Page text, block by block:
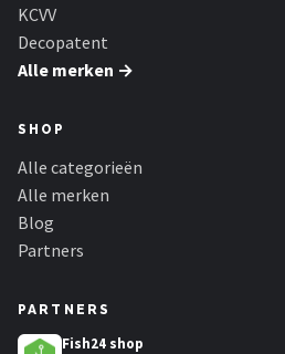
KCVV
Decopatent
Alle merken →
SHOP
Alle categorieën
Alle merken
Blog
Partners
PARTNERS
Fish24 shop